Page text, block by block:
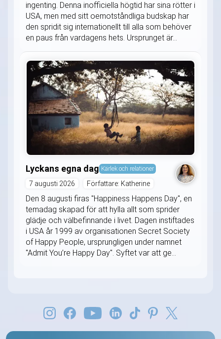
ingenting. Denna inofficiella högtid har sina rötter i
USA, men med sitt oemotståndliga budskap har
den spridit sig internationellt till alla som behöver
en paus från vardagens hets. Ursprunget är...
Lyckans egna dag Kärlek och relationer
7 augusti 2026 Författare: Katherine
Den 8 augusti firas "Happiness Happens Day", en
temadag skapad för att hylla allt som sprider
glädje och välbefinnande i livet. Dagen instiftades
i USA år 1999 av organisationen Secret Society
of Happy People, ursprungligen under namnet
"Admit You’re Happy Day". Syftet var att ge...